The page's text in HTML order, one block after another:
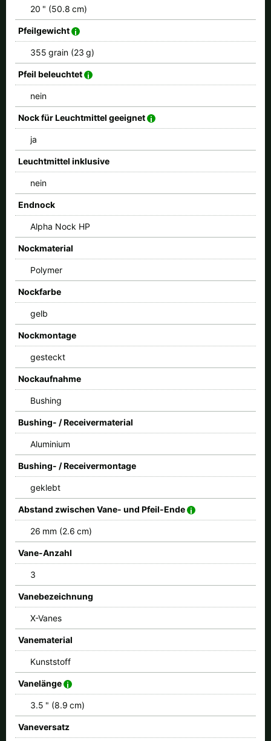
20 " (50.8 cm)
Pfeilgewicht
355 grain (23 g)
Pfeil beleuchtet
nein
Nock für Leuchtmittel geeignet
ja
Leuchtmittel inklusive
nein
Endnock
Alpha Nock HP
Nockmaterial
Polymer
Nockfarbe
gelb
Nockmontage
gesteckt
Nockaufnahme
Bushing
Bushing- / Receivermaterial
Aluminium
Bushing- / Receivermontage
geklebt
Abstand zwischen Vane- und Pfeil-Ende
26 mm (2.6 cm)
Vane-Anzahl
3
Vanebezeichnung
X-Vanes
Vanematerial
Kunststoff
Vanelänge
3.5 " (8.9 cm)
Vaneversatz